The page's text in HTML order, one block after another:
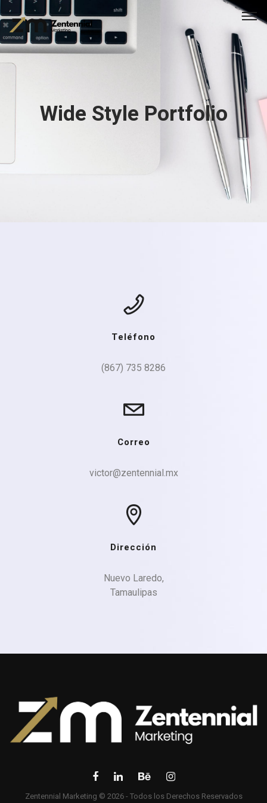
Wide Style Portfolio
Teléfono
(867) 735 8286
Correo
victor@zentennial.mx
Dirección
Nuevo Laredo,
Tamaulipas
Zentennial Marketing © 2026 - Todos los Derechos Reservados